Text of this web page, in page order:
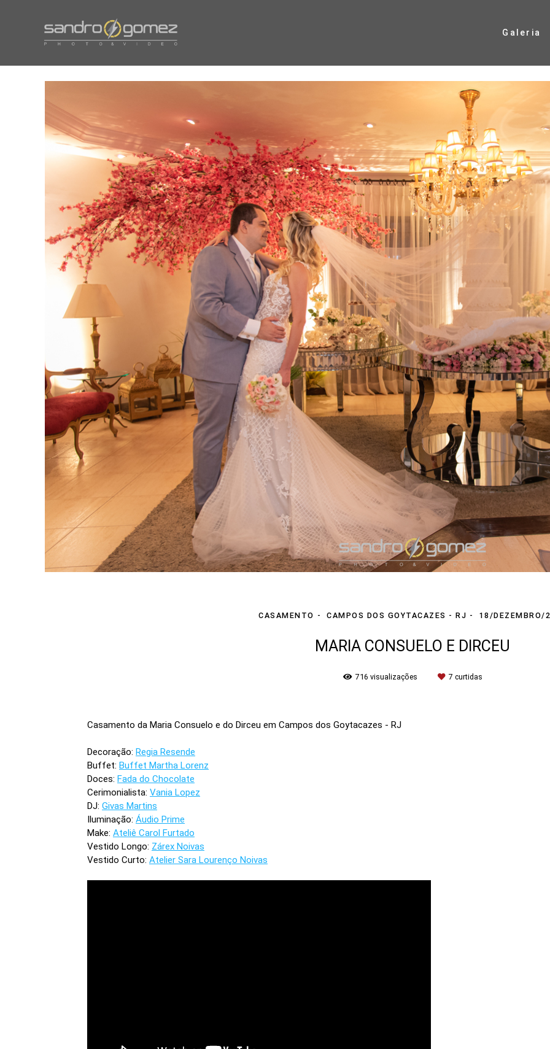
Galeria
CASAMENTO CAMPOS DOS GOYTACAZES - RJ 18/DEZEMBRO/
MARIA CONSUELO E DIRCEU
716 visualizações 7 curtidas
Casamento da Maria Consuelo e do Dirceu em Campos dos Goytacazes - RJ
Decoração: Regia Resende
Buffet: Buffet Martha Lorenz
Doces: Fada do Chocolate
Cerimonialista: Vania Lopez
DJ: Givas Martins
Iluminação: Áudio Prime
Make: Ateliê Carol Furtado
Vestido Longo: Zárex Noivas
Vestido Curto: Atelier Sara Lourenço Noivas